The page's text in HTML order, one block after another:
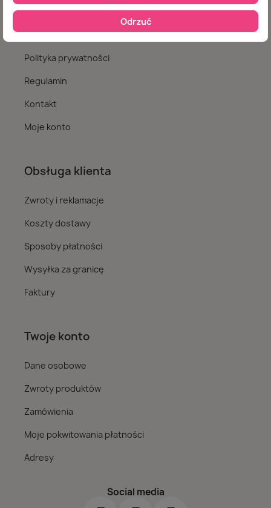
Jak zamawiać
O nas
Polityka prywatności
Regulamin
Kontakt
Moje konto
Obsługa klienta
Zwroty i reklamacje
Koszty dostawy
Sposoby płatności
Wysyłka za granicę
Faktury
Twoje konto
Dane osobowe
Zwroty produktów
Zamówienia
Moje pokwitowania płatności
Adresy
Social media
Odrzuć